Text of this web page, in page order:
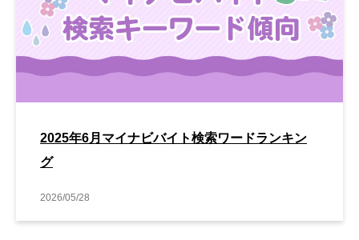
2025年6月マイナビバイト検索ワードランキン
グ
2026/05/28